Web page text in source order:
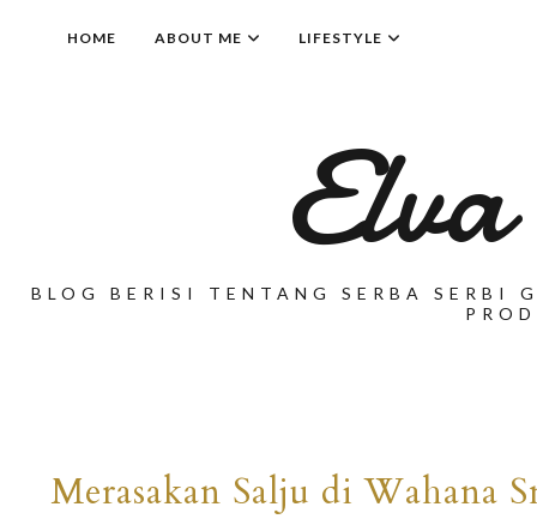
HOME ABOUT ME LIFESTYLE
BLOG BERISI TENTANG SERBA SERBI
Merasakan Salju di Wahana